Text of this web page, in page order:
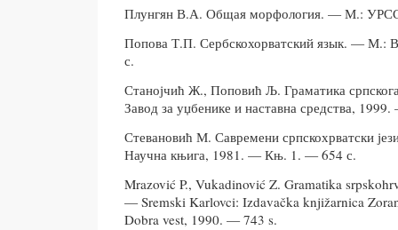
Плунгян В.А. Общая морфология. — М.:
Попова Т.П. Сербскохорватский язык. —
с.
Станојчић Ж., Поповић Љ. Граматика
Завод за уџбенике и наставна средства,
Стевановић М. Савремени српскохрватски
Научна књига, 1981. — Књ. 1. — 654 с.
Mrazović P., Vukadinović Z. Gramatika
— Sremski Karlovci: Izdavačka knjižarnica
Dobra vest, 1990. — 743 s.